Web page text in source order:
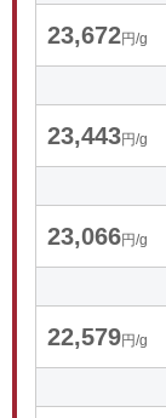
23,672円/g
23,443円/g
23,066円/g
22,579円/g